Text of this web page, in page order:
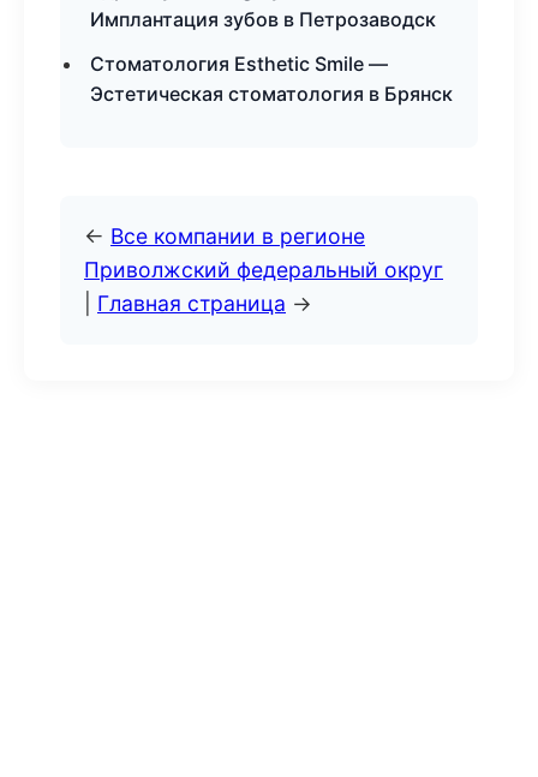
Имплантация зубов в Петрозаводск
Стоматология Esthetic Smile —
Эстетическая стоматология в Брянск
← Все компании в регионе
Приволжский федеральный округ
Главная страница →